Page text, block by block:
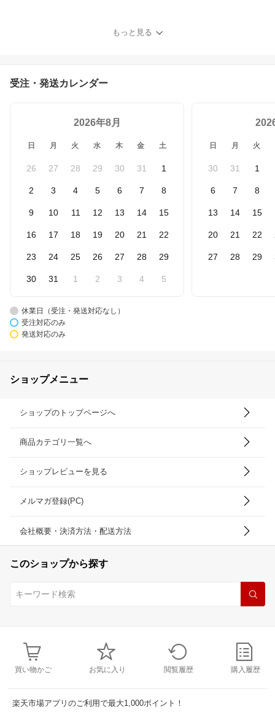
0セット（20本）まで】
もっと見る
受注・発送カレンダー
2026年8月
日 月 火 水 木 金 土
26 27 28 29 30 31 1
2 3 4 5 6 7 8
9 10 11 12 13 14 15
16 17 18 19 20 21 22
23 24 25 26 27 28 29
30 31 1 2 3 4 5
日 月 火
30 31 1
6 7 8
13 14 15
20 21 22
27 28 29
休業日（受注・発送対応なし）
受注対応のみ
発送対応のみ
ショップメニュー
ショップのトップページへ
商品カテゴリ一覧へ
ショップレビューを見る
メルマガ登録(PC)
会社概要・決済方法・配送方法
このショップから探す
買い物かご お気に入り 閲覧履歴 購入履歴
楽天市場アプリのご利用で最大1,000ポイント！